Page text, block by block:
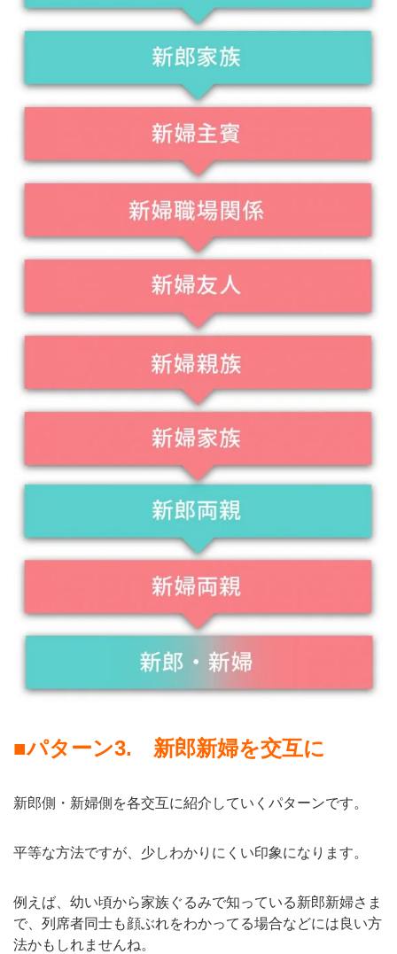
■パターン3. 新郎新婦を交互に
新郎側・新婦側を各交互に紹介していくパターンです。
平等な方法ですが、少しわかりにくい印象になります。
例えば、幼い頃から家族ぐるみで知っている新郎新婦さま
で、列席者同士も顔ぶれをわかってる場合などには良い方
法かもしれませんね。